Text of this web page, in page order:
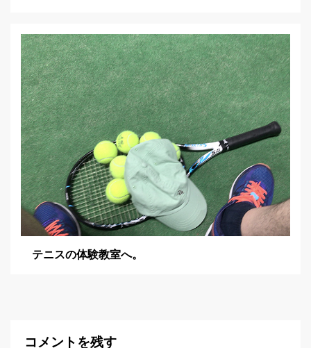
テニスの体験教室へ。
コメントを残す